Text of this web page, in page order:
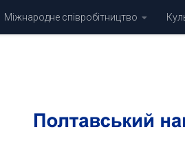
Міжнародне співробітництво